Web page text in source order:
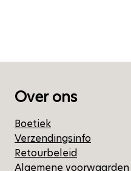
Over ons
Boetiek
Verzendingsinfo
Retourbeleid
Algemene voorwaarden